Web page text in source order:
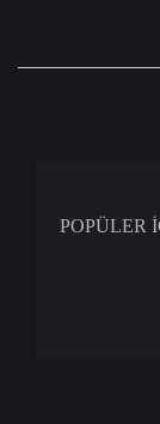
POPÜLER